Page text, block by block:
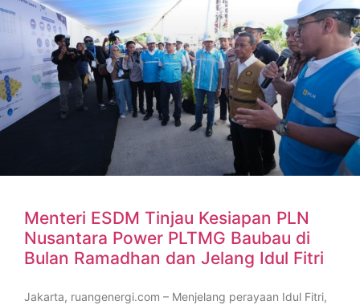
Menteri ESDM Tinjau Kesiapan PLN
Nusantara Power PLTMG Baubau di
Bulan Ramadhan dan Jelang Idul Fitri
Jakarta, ruangenergi.com – Menjelang perayaan Idul Fitri,